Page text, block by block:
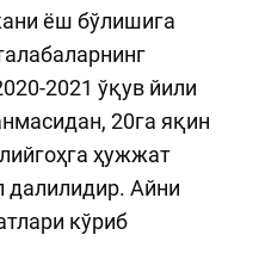
ёш бўлишига
2021 ўқув йили
20га яқин
ҳужжат
далилидир. Айни
кўриб